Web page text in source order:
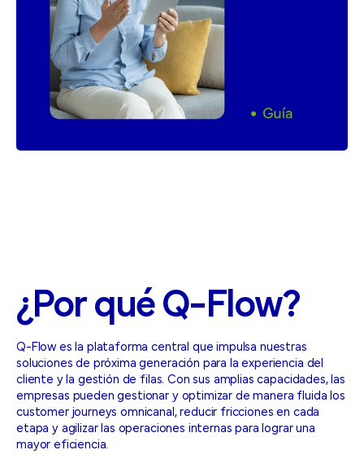
¿Por qué Q-Flow?
Q-Flow es la plataforma central que impulsa nuestras
soluciones de próxima generación para la experiencia del
cliente y la gestión de filas. Con sus amplias capacidades, las
empresas pueden gestionar y optimizar de manera fluida los
customer journeys omnicanal, reducir fricciones en cada
etapa y agilizar las operaciones internas para lograr una
mayor eficiencia.